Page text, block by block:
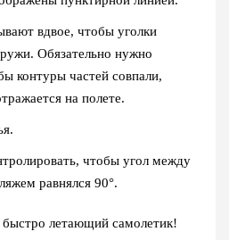
вдвое, чтобы уголки
Обязательно нужно
контуры частей совпали,
на полете.
чтобы угол между
равнялся 90°.
летающий самолетик!